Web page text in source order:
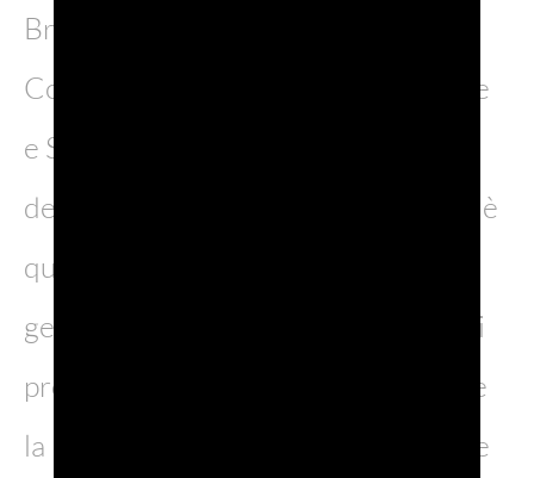
Brundtland, presidente della
Commissione mondiale su Ambiente
e Sviluppo, propose la seguente
definizione: “Lo sviluppo sostenibile è
quello sviluppo che consente alla
generazione presente di soddisfare i
propri bisogni senza compromettere
la possibilità delle generazioni future